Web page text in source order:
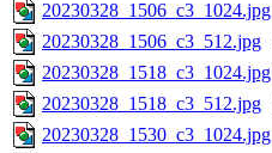
20230328_1506_c3_1024.jpg
20230328_1506_c3_512.jpg
20230328_1518_c3_1024.jpg
20230328_1518_c3_512.jpg
20230328_1530_c3_1024.jpg